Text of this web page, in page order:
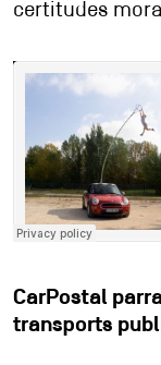
certitudes
CarPostal
transports